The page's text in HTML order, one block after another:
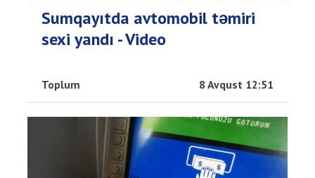
Sumqayıtda avtomobil təmiri
sexi yandı - Video
Toplum 8 Avqust 12:51